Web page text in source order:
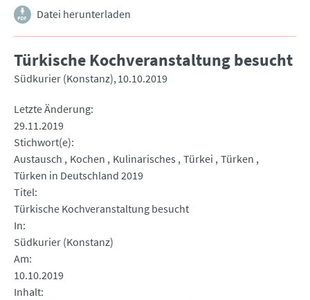
Datei herunterladen
Türkische Kochveranstaltung besucht
Südkurier (Konstanz) 10.10.2019
Letzte Änderung
29.11.2019
Stichwort(e)
Austausch
Kochen Kulinarisches Türkei Türken
Türken in Deutschland 2019
Titel
Türkische Kochveranstaltung besucht
In
Südkurier (Konstanz)
Am
10.10.2019
Inhalt